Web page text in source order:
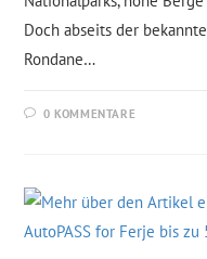
Doch abseits der
Rondane…
0 KOMMENTARE